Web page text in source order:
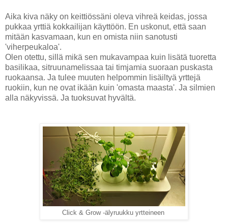
Aika kiva näky on keittiössäni oleva vihreä keidas, jossa
pukkaa yrttiä kokkailijan käyttöön. En uskonut, että saan
mitään kasvamaan, kun en omista niin sanotusti
'viherpeukaloa'.
Olen otettu, sillä mikä sen mukavampaa kuin lisätä tuoretta
basilikaa, sitruunamelissaa tai timjamia suoraan puskasta
ruokaansa. Ja tulee muuten helpommin lisäiltyä yrttejä
ruokiin, kun ne ovat ikään kuin 'omasta maasta'. Ja silmien
alla näkyvissä. Ja tuoksuvat hyvältä.
Click & Grow -älyruukku yrtteineen